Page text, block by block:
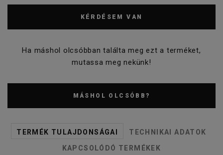
KÉRDÉSEM VAN
Ha máshol olcsóbban találta meg ezt a terméket,
mutassa meg nekünk!
MÁSHOL OLCSÓBB?
TERMÉK TULAJDONSÁGAI
TECHNIKAI ADATOK
KAPCSOLÓDÓ TERMÉKEK